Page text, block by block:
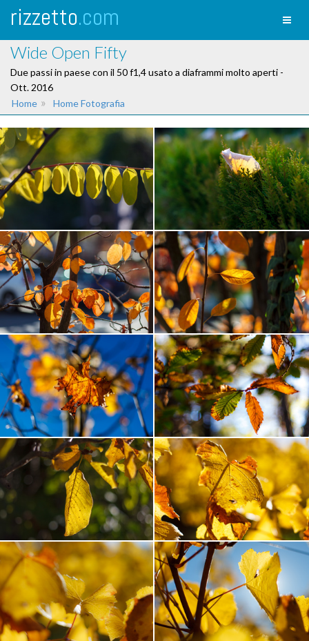
rizzetto.com
Wide Open Fifty
Due passi in paese con il 50 f1,4 usato a diaframmi molto aperti -
Ott. 2016
Home » Home Fotografia